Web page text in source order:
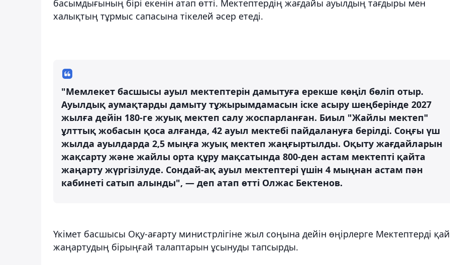
басымдығының бірі екенін атап өтті. Мектептердің жағдайы ауылдың тағдыры мен
халықтың тұрмыс сапасына тікелей әсер етеді.
"Мемлекет басшысы ауыл мектептерін дамытуға ерекше көңіл бөліп отыр.
Ауылдық аумақтарды дамыту тұжырымдамасын іске асыру шеңберінде 2027
жылға дейін 180-ге жуық мектеп салу жоспарланған. Биыл "Жайлы мектеп"
ұлттық жобасын қоса алғанда, 42 ауыл мектебі пайдалануға берілді. Соңғы үш
жылда ауылдарда 2,5 мыңға жуық мектеп жаңғыртылды. Оқыту жағдайларын
жақсарту және жайлы орта құру мақсатында 800-ден астам мектепті қайта
жаңарту жүргізілуде. Сондай-ақ ауыл мектептері үшін 4 мыңнан астам пән
кабинеті сатып алынды", — деп атап өтті Олжас Бектенов.
Үкімет басшысы Оқу-ағарту министрлігіне жыл соңына дейін өңірлерге Мектептерді
жаңартудың бірыңғай талаптарын ұсынуды тапсырды.